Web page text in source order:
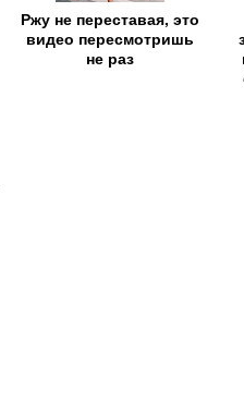
Ржу не переставая, это
видео пересмотришь
не раз